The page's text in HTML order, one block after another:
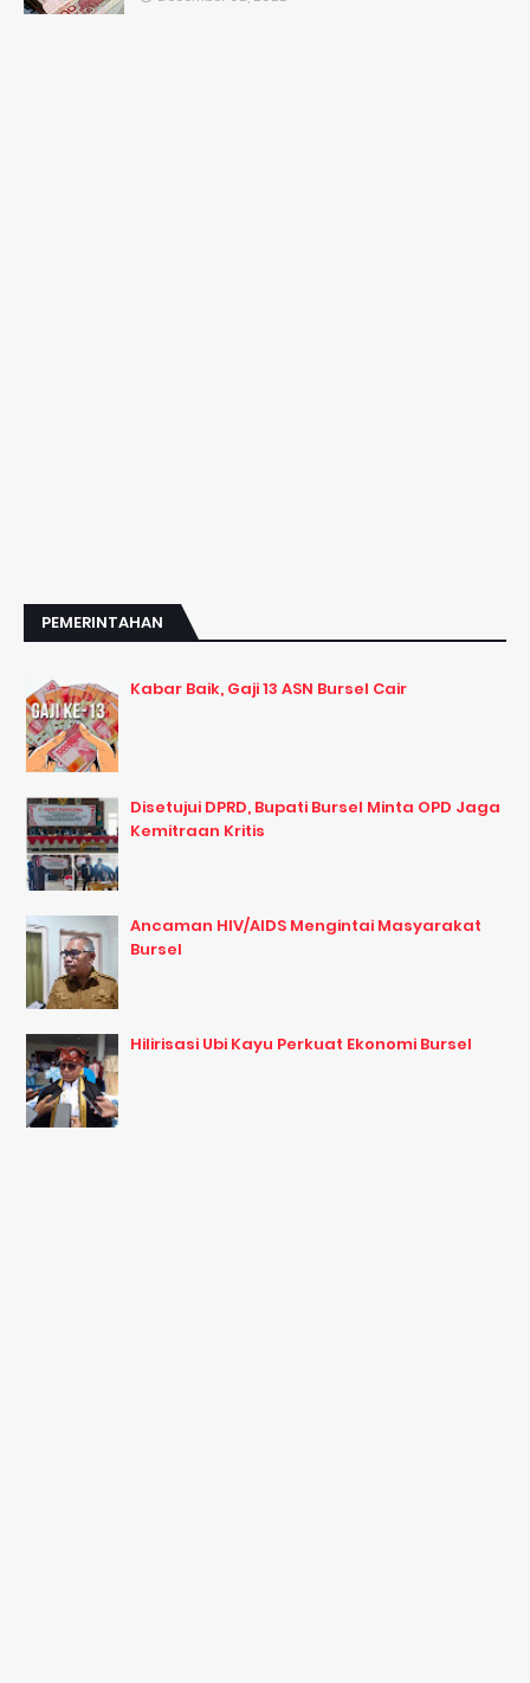
PEMERINTAHAN
Kabar Baik, Gaji 13 ASN Bursel Cair
Disetujui DPRD, Bupati Bursel Minta OPD Jaga
Kemitraan Kritis
Ancaman HIV/AIDS Mengintai Masyarakat
Bursel
Hilirisasi Ubi Kayu Perkuat Ekonomi Bursel